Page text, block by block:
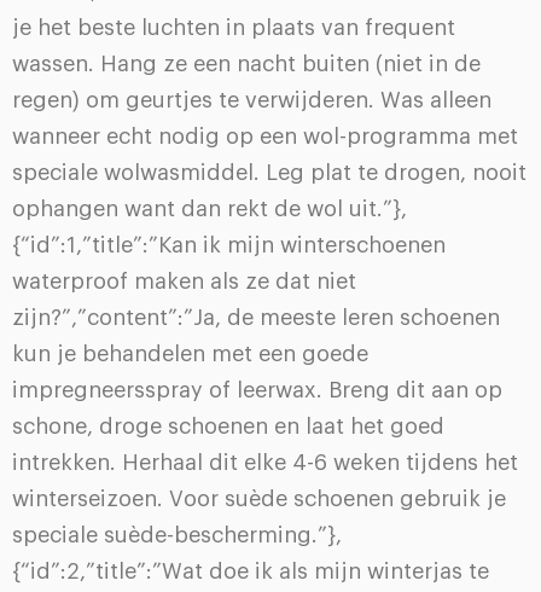
je het beste luchten in plaats van frequent
wassen. Hang ze een nacht buiten (niet in de
regen) om geurtjes te verwijderen. Was alleen
wanneer echt nodig op een wol-programma met
speciale wolwasmiddel. Leg plat te drogen, nooit
ophangen want dan rekt de wol uit.”},
{“id”:1,”title”:”Kan ik mijn winterschoenen
waterproof maken als ze dat niet
zijn?”,”content”:”Ja, de meeste leren schoenen
kun je behandelen met een goede
impregneersspray of leerwax. Breng dit aan op
schone, droge schoenen en laat het goed
intrekken. Herhaal dit elke 4-6 weken tijdens het
winterseizoen. Voor suède schoenen gebruik je
speciale suède-bescherming.”},
{“id”:2,”title”:”Wat doe ik als mijn winterjas te